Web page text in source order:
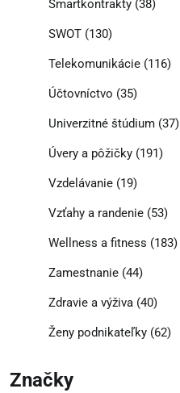
Smartkontrakty(38)
SWOT(130)
Telekomunikácie(116)
Účtovníctvo (35)
Univerzitné štúdium(37)
Úvery a pôžičky(191)
Vzdelávanie(19)
Vzťahy a randenie(53)
Wellness a fitness (183)
Zamestnanie(44)
Zdravie a výživa(40)
Ženy podnikateľky(62)
Značky